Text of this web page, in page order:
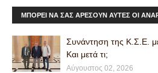
ΜΠΟΡΕΊ ΝΑ ΣΑΣ ΑΡΈΣΟΥΝ ΑΥΤΈΣ ΟΙ
Συνάντηση της Κ.Σ.Ε. με
Και μετά τι;
Αύγουστος 02, 2026